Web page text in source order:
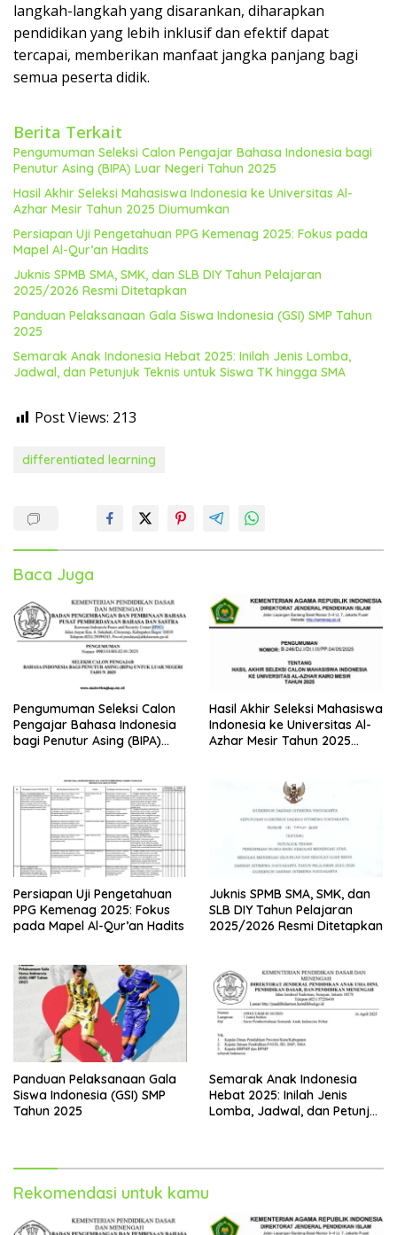
langkah-langkah yang disarankan, diharapkan
pendidikan yang lebih inklusif dan efektif dapat
tercapai, memberikan manfaat jangka panjang bagi
semua peserta didik.
Berita Terkait
Pengumuman Seleksi Calon Pengajar Bahasa Indonesia bagi
Penutur Asing (BIPA) Luar Negeri Tahun 2025
Hasil Akhir Seleksi Mahasiswa Indonesia ke Universitas Al-
Azhar Mesir Tahun 2025 Diumumkan
Persiapan Uji Pengetahuan PPG Kemenag 2025: Fokus pada
Mapel Al-Qur’an Hadits
Juknis SPMB SMA, SMK, dan SLB DIY Tahun Pelajaran
2025/2026 Resmi Ditetapkan
Panduan Pelaksanaan Gala Siswa Indonesia (GSI) SMP Tahun
2025
Semarak Anak Indonesia Hebat 2025: Inilah Jenis Lomba,
Jadwal, dan Petunjuk Teknis untuk Siswa TK hingga SMA
Post Views: 213
differentiated learning
Baca Juga
Pengumuman Seleksi Calon
Pengajar Bahasa Indonesia
bagi Penutur Asing (BIPA)
Hasil Akhir Seleksi Mahasiswa
Indonesia ke Universitas Al-
Azhar Mesir Tahun 2025
Persiapan Uji Pengetahuan
PPG Kemenag 2025: Fokus
pada Mapel Al-Qur’an Hadits
Juknis SPMB SMA, SMK, dan
SLB DIY Tahun Pelajaran
2025/2026 Resmi Ditetapkan
Panduan Pelaksanaan Gala
Siswa Indonesia (GSI) SMP
Tahun 2025
Semarak Anak Indonesia
Hebat 2025: Inilah Jenis
Lomba, Jadwal, dan Petunjuk
Rekomendasi untuk kamu